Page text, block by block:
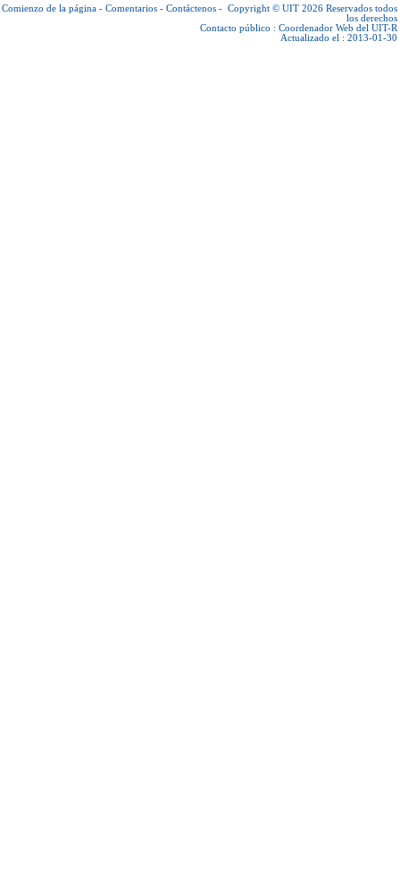
Comienzo de la página - Comentarios - Contáctenos - Copyright © UIT 2026 Reservados todos
los derechos
Contacto público : Coordenador Web del UIT-R
Actualizado el : 2013-01-30